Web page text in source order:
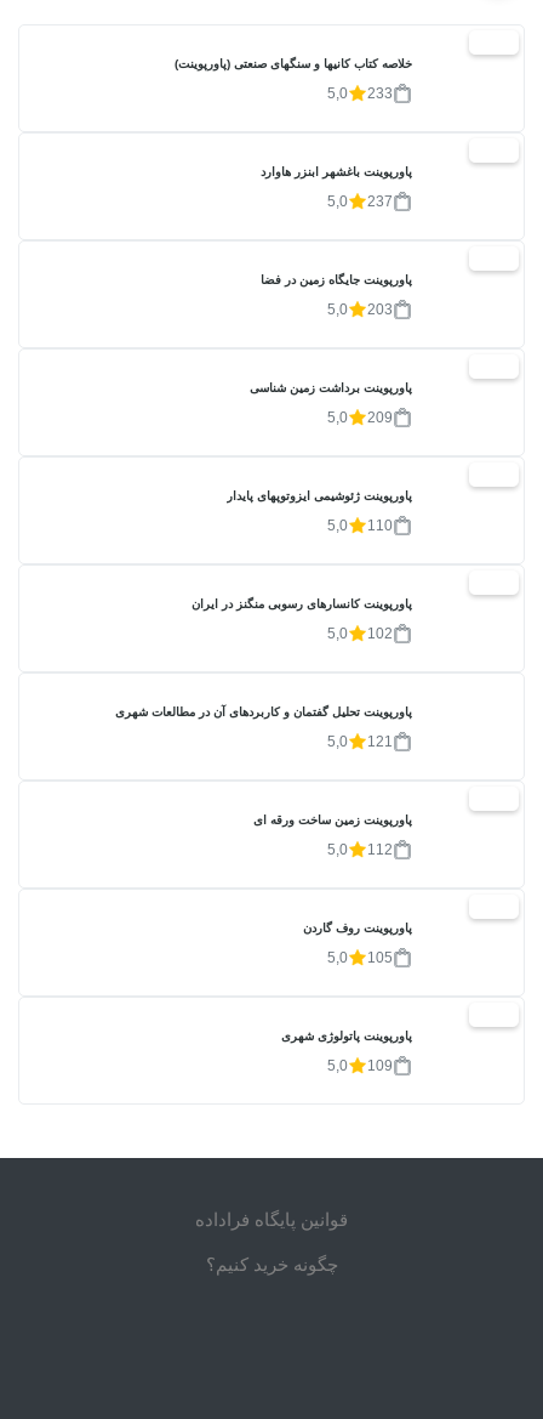
خلاصه کتاب کانیها و سنگهای صنعتی (پاورپوینت)
233
5,0
پاورپوینت باغشهر ابنزر هاوارد
237
5,0
پاورپوینت جایگاه زمین در فضا
203
5,0
پاورپوینت برداشت زمین شناسی
209
5,0
پاورپوینت ژئوشیمی ایزوتوپهای پایدار
110
5,0
پاورپوینت کانسارهای رسوبی منگنز در ایران
102
5,0
پاورپوینت تحلیل گفتمان و کاربردهای آن در مطالعات شهری
121
5,0
پاورپوینت زمین ساخت ورقه ای
112
5,0
پاورپوینت روف گاردن
105
5,0
پاورپوینت پاتولوژی شهری
109
5,0
قوانین پایگاه فراداده
چگونه خرید کنیم؟